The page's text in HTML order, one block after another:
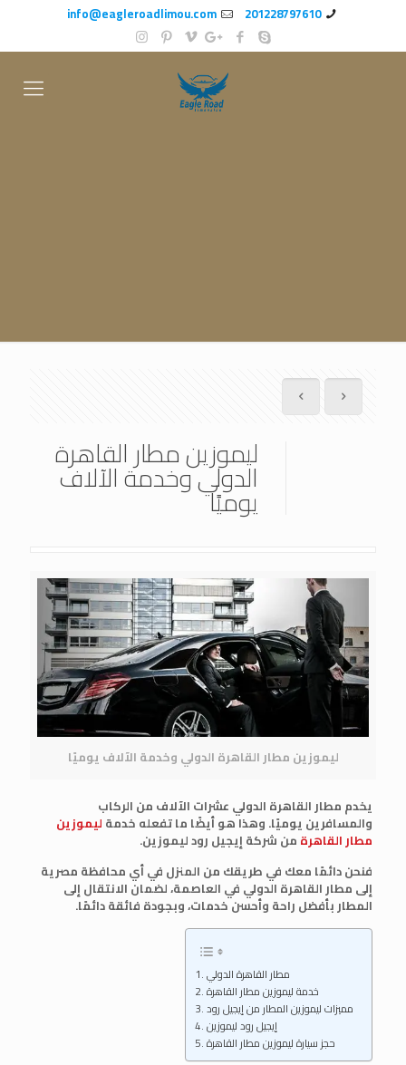
201228797610
info@eagleroadlimou.com
ليموزين مطار القاهرة
الدولي وخدمة الآلاف
يوميًا
ليموزين مطار القاهرة الدولي وخدمة الآلاف يوميًا
يخدم مطار القاهرة الدولي عشرات الآلاف من الركاب
والمسافرين يوميًا. وهذا هو أيضًا ما تفعله خدمة ليموزين
مطار القاهرة من شركة إيجيل رود ليموزين.
فنحن دائمًا معك في طريقك من المنزل في أي محافظة مصرية
إلى مطار القاهرة الدولي في العاصمة، لضمان الانتقال إلى
المطار بأفضل راحة وأحسن خدمات، وبجودة فائقة دائمًا.
مطار القاهرة الدولي
خدمة ليموزين مطار القاهرة
مميزات ليموزين المطار من إيجيل رود
إيجيل رود ليموزين
حجز سيارة ليموزين مطار القاهرة